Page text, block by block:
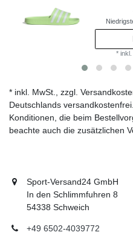
* inkl.
* inkl. MwSt., zzgl.
Deutschlands
Konditionen, die beim
beachte auch die zusätzlichen
Sport-Versand24 GmbH
In den Schlimmfuhren 8
54338 Schweich
+49 6502-4039772